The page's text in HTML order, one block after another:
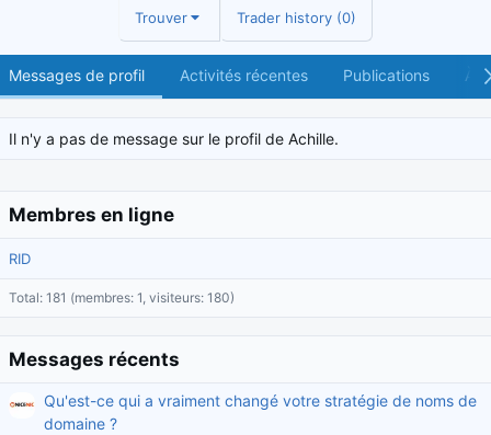
Trouver Trader history (0)
Messages de profil Activités récentes Publications À
Il n'y a pas de message sur le profil de Achille.
Membres en ligne
RID
Total: 181 (membres: 1, visiteurs: 180)
Messages récents
Qu'est-ce qui a vraiment changé votre stratégie de noms de
domaine ?